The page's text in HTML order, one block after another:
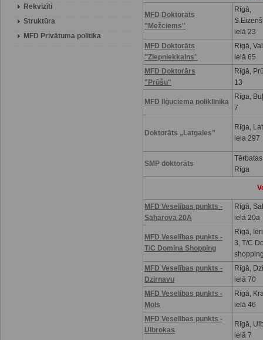
Rekvizīti
Struktūra
MFD Privātuma politika
MFD Doktorāts
''Mežciems''
Rīgā,
ielā 23
MFD Doktorāts
''Ziepniekkalns''
Rīgā,
ielā 65
MFD Doktorārs
"Prūšu"
Rīgā,
13
MFD Iļģuciema poliklīnika
Rīga,
7
Doktorāts „Latgales”
Rīga,
iela 297
SMP doktorāts
Rīga
MFD Veselības punkts -
Saharova 20A
Rīgā,
ielā 20a
MFD Veselības punkts -
T/C Domina Shopping
Rīgā,
3, T/C
MFD Veselības punkts -
Dzirnavu
Rīgā,
ielā 70
MFD Veselības punkts -
Mols
Rīgā,
ielā 46
MFD Veselības punkts -
Ulbrokas
Rīgā,
ielā 7